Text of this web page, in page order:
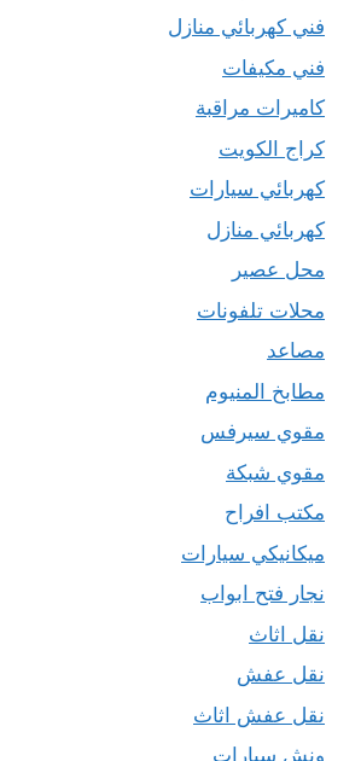
فني كهربائي منازل
فني مكيفات
كاميرات مراقبة
كراج الكويت
كهربائي سيارات
كهربائي منازل
محل عصير
محلات تلفونات
مصاعد
مطابخ المنيوم
مقوي سيرفس
مقوي شبكة
مكتب افراح
ميكانيكي سيارات
نجار فتح ابواب
نقل اثاث
نقل عفش
نقل عفش اثاث
ونش سيارات